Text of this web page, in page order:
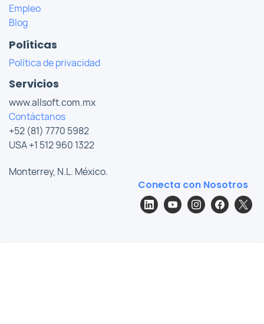
Empleo
Blog
Políticas
Política de privacidad
Servicios
www.allsoft.com.mx
Contáctanos
+52 (81) 7770 5982
USA +1 512 960 1322
Monterrey, N.L. México.
Conecta con Nosotros